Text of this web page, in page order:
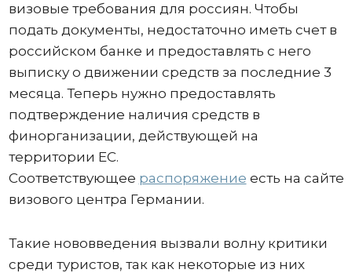
визовые требования для россиян. Чтобы
подать документы, недостаточно иметь счет в
российском банке и предоставлять с него
выписку о движении средств за последние 3
месяца. Теперь нужно предоставлять
подтверждение наличия средств в
финорганизации, действующей на
территории ЕС.
Соответствующее распоряжение есть на сайте
визового центра Германии.
Такие нововведения вызвали волну критики
среди туристов, так как некоторые из них